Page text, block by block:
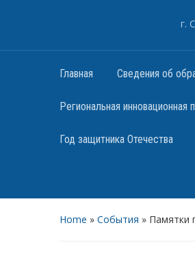
г.
Главная Сведения об
Региональная инновационная
Год защитника Отечества
Home » События » Памятки